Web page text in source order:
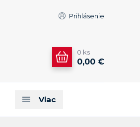
Prihlásenie
0 ks
0,00 €
Viac